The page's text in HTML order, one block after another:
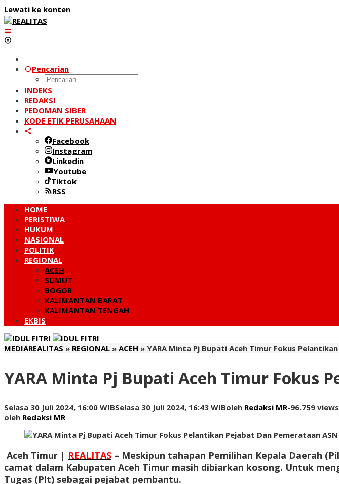
Lewati ke konten
Pencarian
INDEKS
REDAKSI
PEDOMAN SIBER
KODE ETIK PERUSAHAAN
Facebook
Instagram
Linkedin
Youtube
Tiktok
RSS
HOME
PERISTIWA
HUKUM
NASIONAL
POLITIK
REGIONAL
ACEH
SUMUT
BOGOR
KALIMANTAN BARAT
KALIMANTAN TENGAH
EKBIS
MEDIAREALITAS » REGIONAL » ACEH » YARA Minta Pj Bupati Aceh Timur Fokus
YARA Minta Pj Bupati Aceh Timur Fokus
Selasa 30 Juli 2024, 16:00 WIBSelasa 30 Juli 2024, 16:43 WIBoleh Redaksi MR-96.759 views
oleh Redaksi MR
Aceh Timur | REALITAS – Meskipun tahapan Pemilihan Kepala Daerah
camat dalam Kabupaten Aceh Timur masih dibiarkan kosong. Untuk
Tugas (Plt) sebagai pejabat pembantu.